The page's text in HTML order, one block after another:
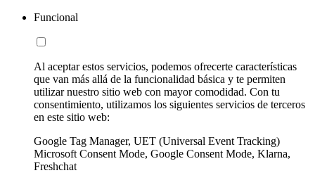
Funcional
Al aceptar estos servicios, podemos ofrecerte características
que van más allá de la funcionalidad básica y te permiten
utilizar nuestro sitio web con mayor comodidad. Con tu
consentimiento, utilizamos los siguientes servicios de terceros
en este sitio web:
Google Tag Manager, UET (Universal Event Tracking)
Microsoft Consent Mode, Google Consent Mode, Klarna,
Freshchat